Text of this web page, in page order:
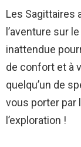
Les Sagittaires
l’aventure sur
inattendue
de confort et à
quelqu’un de
vous porter par
l’exploration !